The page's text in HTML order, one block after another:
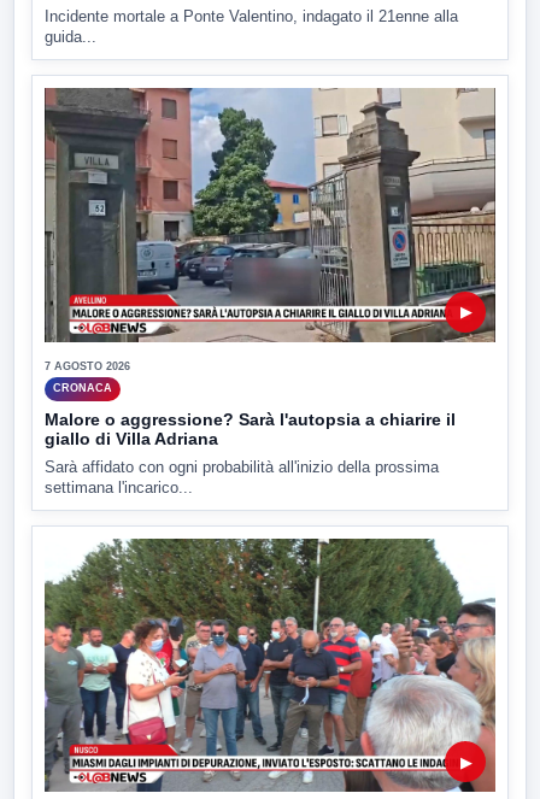
Incidente mortale a Ponte Valentino, indagato il 21enne alla
guida...
▶
7 AGOSTO 2026
CRONACA
Malore o aggressione? Sarà l'autopsia a chiarire il
giallo di Villa Adriana
Sarà affidato con ogni probabilità all'inizio della prossima
settimana l'incarico...
▶